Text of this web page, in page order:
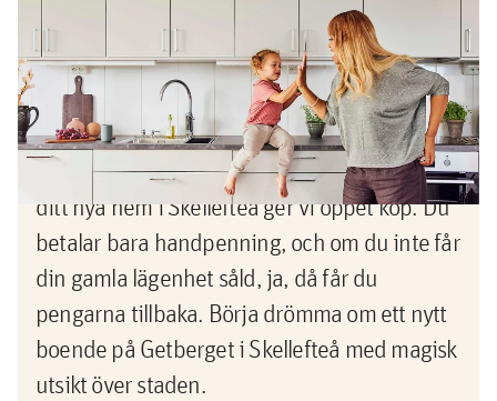
Köp nu, sälj sedan -pengarna
tillbaka om du inte lyckas sälja din
gamla bostad
Nu vågar du köpa innan du sålt! När du köper
ditt nya hem i Skellefteå ger vi öppet köp. Du
betalar bara handpenning, och om du inte får
din gamla lägenhet såld, ja, då får du
pengarna tillbaka. Börja drömma om ett nytt
boende på Getberget i Skellefteå med magisk
utsikt över staden.